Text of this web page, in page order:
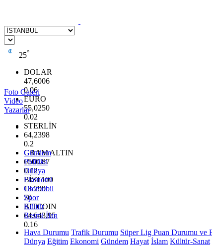
25°
DOLAR
47,6006
0.06
EURO
55,0250
0.02
STERLİN
64,2398
0.2
GRAM ALTIN
6500.87
0.12
BİST100
13.799
70
BITCOIN
64.643,95
0.16
Foto Galeri
Video
Yazarlar
Gündem
Politika
Dünya
Ekonomi
Otomobil
Spor
Kültür
Resmi İlan
Hava Durumu Trafik Durumu Süper Lig Puan Durumu ve
Dünya Eğitim Ekonomi Gündem Hayat İslam Kültür-Sanat